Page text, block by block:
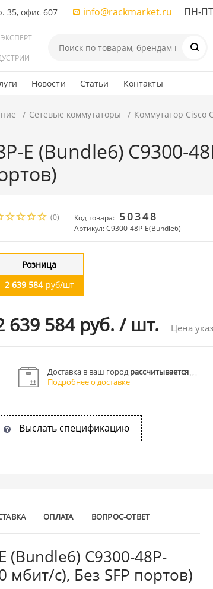
35, офис 607 info@rackmarket.ru ПН-ПТ:
Новости Статьи Контакты
Сетевые коммутаторы
Коммутатор Cisco
E (Bundle6) C9300-
(0) Код товара: 50348
Артикул: C9300-48P-E(Bundle6)
Розница
2 639 584 руб/шт
639 584 руб. / шт. Цена
Доставка в ваш городрассчитывается
Подробнее о доставке
Выслать спецификацию
ОПЛАТА ВОПРОС-ОТВЕТ
(Bundle6) C9300-48P-
мбит/с), Без SFP портов)